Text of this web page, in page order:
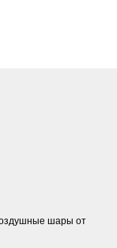
шары от